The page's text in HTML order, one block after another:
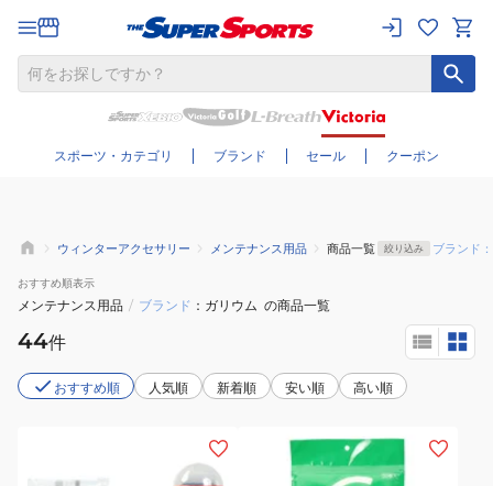
スポーツ・カテゴリ ブランド セール クーポン
さらに絞り込む
ウィンターアクセサリー メンテナンス用品 商品一覧 絞り込み ブランド：
おすすめ順表示
メンテナンス用品 / ブランド ガリウム の商品一覧
44件
おすすめ順 人気順 新着順 安い順 高い順